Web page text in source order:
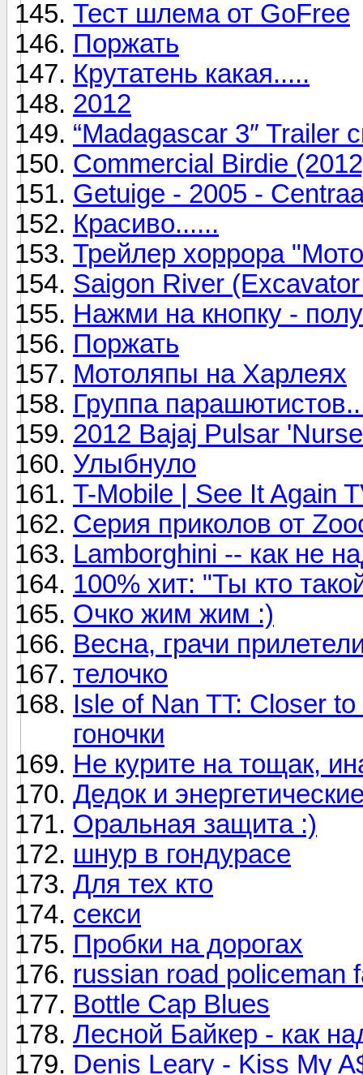
Тест шлема от GoFree
Поржать
Крутатень какая.....
2012
“Madagascar 3″ Trailer
Commercial Birdie
Getuige - 2005 -
Красиво......
Трейлер хоррора
Saigon River
Нажми на кнопку -
Поржать
Мотоляпы на Харлеях
Группа
2012 Bajaj Pulsar
Улыбнуло
T-Mobile | See It Again
Серия приколов от
Lamborghini -- как не
100% хит: "Ты кто
Очко жим жим :)
Весна, грачи
телочко
Isle of Nan TT: Closer
гоночки
Не курите на тощак,
Дедок и
Оральная защита :)
шнур в гондурасе
Для тех кто
секси
Пробки на дорогах
russian road policeman
Bottle Cap Blues
Лесной Байкер - как
Denis Leary - Kiss My